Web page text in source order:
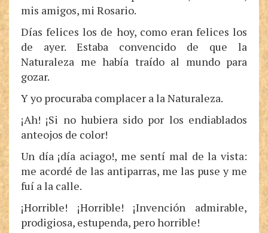
mis amigos, mi Rosario.
Días felices los de hoy, como eran felices los
de ayer. Estaba convencido de que la
Naturaleza me había traído al mundo para
gozar.
Y yo procuraba complacer a la Naturaleza.
¡Ah! ¡Si no hubiera sido por los endiablados
anteojos de color!
Un día ¡día aciago!, me sentí mal de la vista:
me acordé de las antiparras, me las puse y me
fuí a la calle.
¡Horrible! ¡Horrible! ¡Invención admirable,
prodigiosa, estupenda, pero horrible!